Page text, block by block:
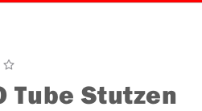
Tube Stutzen